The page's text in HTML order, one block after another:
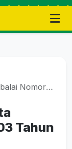
Pelaksanaan APBD TA 2023
Tahun